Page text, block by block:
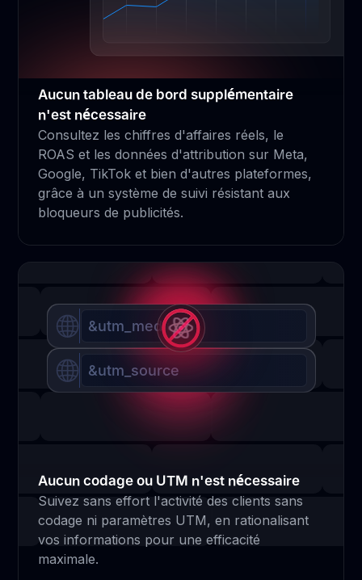
Aucun tableau de bord supplémentaire
n'est nécessaire
Consultez les chiffres d'affaires réels, le
ROAS et les données d'attribution sur Meta,
Google, TikTok et bien d'autres plateformes,
grâce à un système de suivi résistant aux
bloqueurs de publicités.
&utm_medium
&utm_source
Aucun codage ou UTM n'est nécessaire
Suivez sans effort l'activité des clients sans
codage ni paramètres UTM, en rationalisant
vos informations pour une efficacité
maximale.